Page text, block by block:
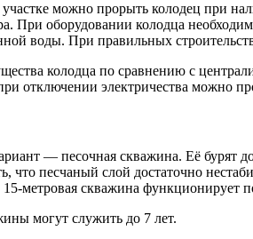
можно прорыть колодец при
При оборудовании колодца
воды. При правильных
колодца по сравнению с
отключении электричества можно
— песочная скважина. Её бурят
что песчаный слой достаточно
15-метровая скважина функционирует
могут служить до 7 лет.